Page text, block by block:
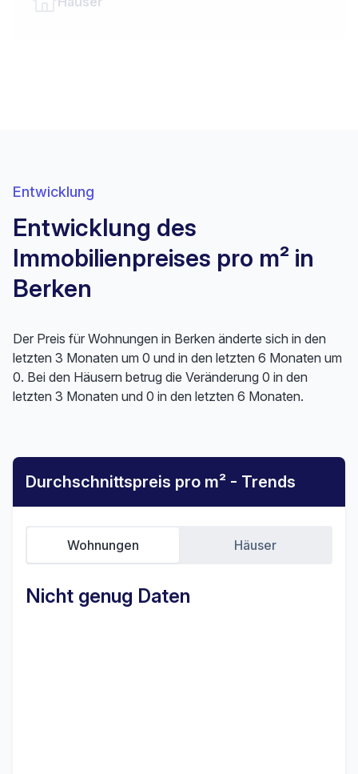
Entwicklung
Entwicklung des
Immobilienpreises pro m² in
Berken
Der Preis für Wohnungen in Berken änderte sich in den
letzten 3 Monaten um 0 und in den letzten 6 Monaten um
0. Bei den Häusern betrug die Veränderung 0 in den
letzten 3 Monaten und 0 in den letzten 6 Monaten.
Durchschnittspreis pro m² - Trends
Nicht genug Daten
Wohnungen Häuser